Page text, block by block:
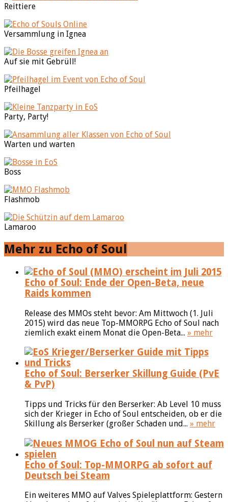
Reittiere
Versammlung in Ignea
Auf sie mit Gebrüll!
Pfeilhagel
Party, Party!
Warten und warten
Boss
Flashmob
Lamaroo
Mehr zu Echo of Soul
Echo of Soul: Ende der Open-Beta, neue
Raids kommen
Release des MMOs steht bevor: Am Mittwoch (1. Juli
2015) wird das neue Top-MMORPG Echo of Soul nach
ziemlich exakt einem Monat die Open-Beta... » mehr
Echo of Soul: Berserker Skillung Guide (PvE
& PvP)
Tipps und Tricks für den Berserker: Ab Level 10 muss
sich der Krieger in Echo of Soul entscheiden, ob er die
Skillung als Berserker (großer Schaden und... » mehr
Echo of Soul: Top-MMORPG ab sofort auf
Deutsch bei Steam
Ein weiteres MMO auf Valves Spieleplattform: Gestern